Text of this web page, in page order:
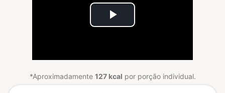
Play
*Aproximadamente 127 kcal por porção individual.